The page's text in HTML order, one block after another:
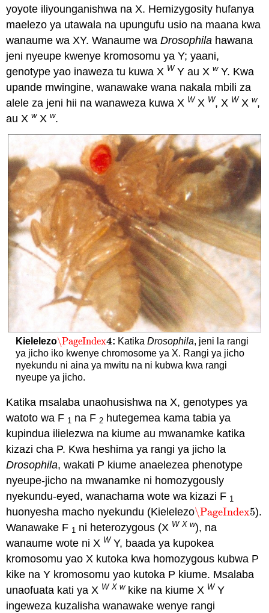
yoyote iliyounganishwa na X. Hemizygosity hufanya
maelezo ya utawala na upungufu usio na maana kwa
wanaume wa XY. Wanaume waDrosophila hawana
jeni nyeupe kwenye kromosomu ya Y; yaani,
genotype yao inaweza tu kuwa X W Y au XwY. Kwa
upande mwingine, wanawake wana nakala mbili za
alele za jeni hii na wanaweza kuwa X W X W, X W Xw,
au XwXw.
Kielelezo\PageIndex4
\PageIndex4: KatikaDrosophila, jeni la rangi
ya jicho iko kwenye chromosome ya X. Rangi ya jicho
nyekundu ni aina ya mwitu na ni kubwa kwa rangi
nyeupe ya jicho.
Katika msalaba unaohusishwa na X, genotypes ya
watoto wa F 1 na F 2 hutegemea kama tabia ya
kupindua ilielezwa na kiume au mwanamke katika
kizazi cha P. Kwa heshima ya rangi ya jicho la
Drosophila, wakati P kiume anaelezea phenotype
nyeupe-jicho na mwanamke ni homozygously
nyekundu-eyed, wanachama wote wa kizazi F 1
huonyesha macho nyekundu (Kielelezo\PageIndex5
\PageIndex5).
Wanawake F 1 ni heterozygous (X W X w), na
wanaume wote ni X W Y, baada ya kupokea
kromosomu yao X kutoka kwa homozygous kubwa P
kike na Y kromosomu yao kutoka P kiume. Msalaba
unaofuata kati ya X W X wkike na kiume X W Y
ingeweza kuzalisha wanawake wenye rangi